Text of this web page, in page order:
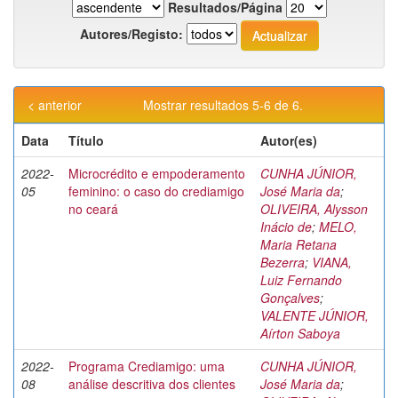
Resultados/Página
Autores/Registo:
Mostrar resultados 5-6 de 6.
< anterior
Data
Título
Autor(es)
2022-
05
Microcrédito e empoderamento
feminino: o caso do crediamigo
no ceará
CUNHA JÚNIOR,
José Maria da;
OLIVEIRA, Alysson
Inácio de; MELO,
Maria Retana
Bezerra; VIANA,
Luiz Fernando
Gonçalves;
VALENTE JÚNIOR,
Aírton Saboya
2022-
08
Programa Crediamigo: uma
análise descritiva dos clientes
CUNHA JÚNIOR,
José Maria da;